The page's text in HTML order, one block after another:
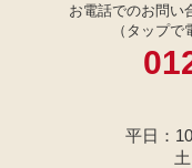
お電話でのお問い
（タップで
平日：